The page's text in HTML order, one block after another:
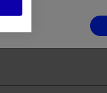
5 din 5